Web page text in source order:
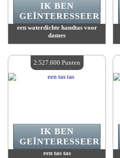
een waterdichte handtas voor
dames
Beschikbare hoeveelheid :4
IK BEN
GEÏNTERESSEERD.
een tas tas
IK BEN
GEÏNTERESSEERD.
2.527.600 Punten